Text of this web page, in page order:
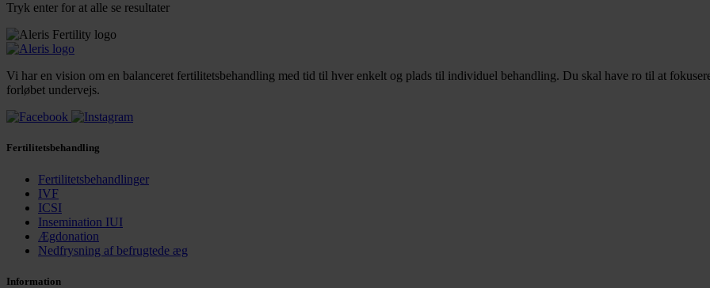
Tryk enter for at alle se resultater
Vi har en vision om en balanceret fertilitetsbehandling med tid til hver enkelt og plads til individuel behandling. Du skal have ro til at
forløbet undervejs.
Fertilitetsbehandling
Fertilitetsbehandlinger
IVF
ICSI
Insemination IUI
Ægdonation
Nedfrysning af befrugtede æg
Information